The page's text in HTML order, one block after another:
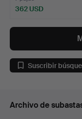
362 USD
Suscribir
Archivo de